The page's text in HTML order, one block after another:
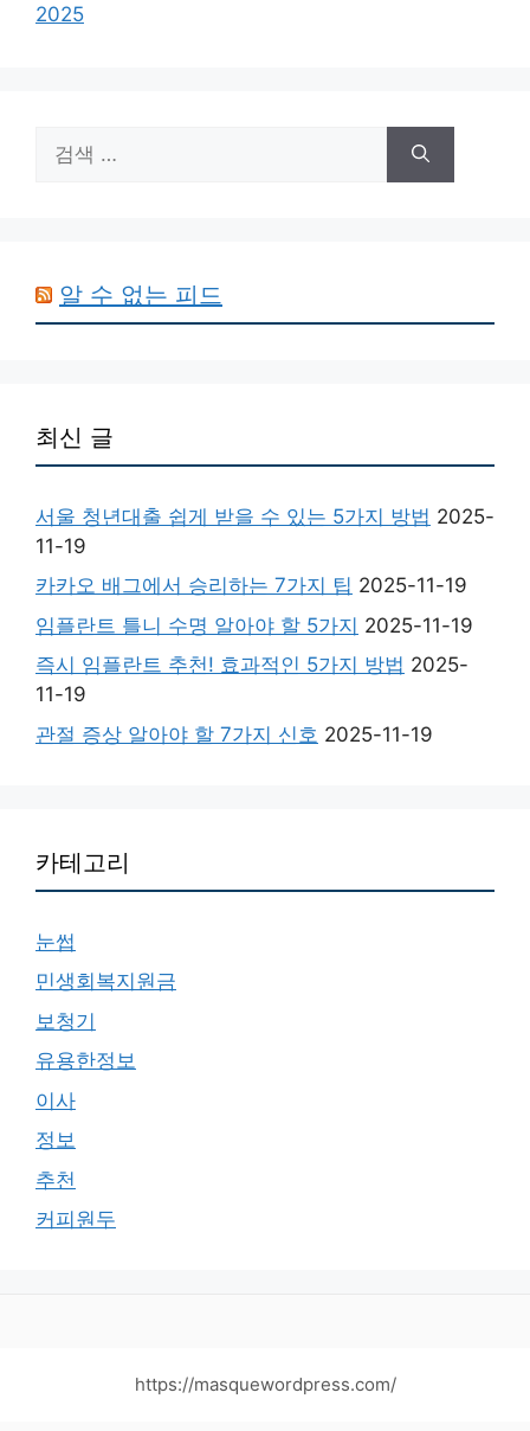
2025
색:
알 수 없는 피드
최신 글
서울 청년대출 쉽게 받을 수 있는 5가지 방법 2025-
11-19
카카오 배그에서 승리하는 7가지 팁 2025-11-19
임플란트 틀니 수명 알아야 할 5가지 2025-11-19
즉시 임플란트 추천! 효과적인 5가지 방법 2025-
11-19
관절 증상 알아야 할 7가지 신호 2025-11-19
카테고리
눈썹
민생회복지원금
보청기
유용한정보
이사
정보
추천
커피원두
https://masquewordpress.com/